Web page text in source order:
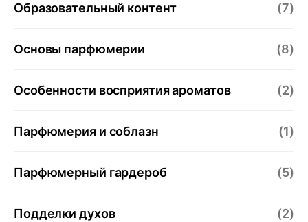
Образовательный контент (7)
Основы парфюмерии (8)
Особенности восприятия ароматов (2)
Парфюмерия и соблазн (1)
Парфюмерный гардероб (5)
Подделки духов (2)